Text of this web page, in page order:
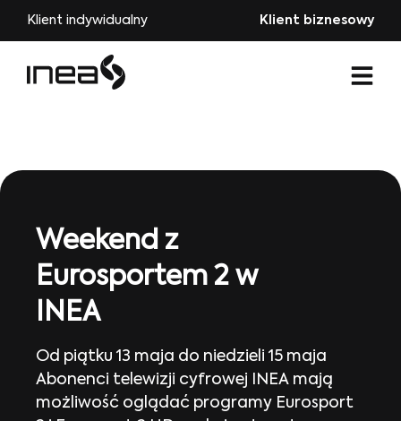
Klient indywidualny Klient biznesowy
Weekend z
Eurosportem 2 w
INEA
Od piątku 13 maja do niedzieli 15 maja
Abonenci telewizji cyfrowej INEA mają
możliwość oglądać programy Eurosport